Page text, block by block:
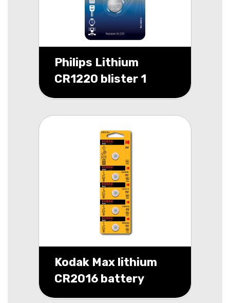
Philips Lithium
CR1220 blister 1
Kodak Max lithium
CR2016 battery
blister 5